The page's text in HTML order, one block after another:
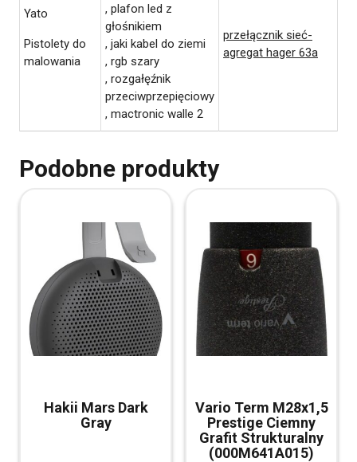
Yato
Pistolety do
malowania
, plafon led z
głośnikiem
, jaki kabel do ziemi
, rgb szary
, rozgałęźnik
przeciwprzepięciowy
, mactronic walle 2
przełącznik sieć-
agregat hager 63a
Podobne produkty
Hakii Mars Dark
Gray
Vario Term M28x1,5
Prestige Ciemny
Grafit Strukturalny
(000M641A015)